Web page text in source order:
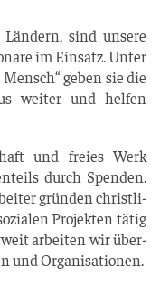
sind unse­re
im Ein­satz. Unter
geben sie die
wei­ter und hel­fen
und frei­es Werk
durch Spen­den.
grün­den christ­li­
Pro­jek­ten tätig
arbei­ten wir über­
und Organisationen.